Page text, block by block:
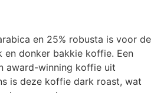
en 25% robusta is voor de
en donker bakkie koffie. Een
award-winning koffie uit
is deze koffie dark roast, wat